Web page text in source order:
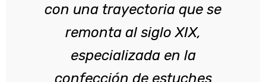
con una trayectoria que se
remonta al siglo XIX,
especializada en la
confección de estuches